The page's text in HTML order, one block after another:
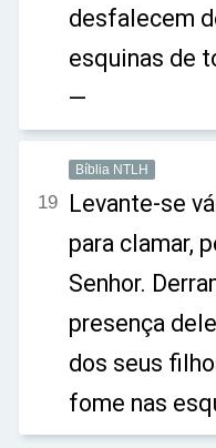
desfalecem
esquinas de
—
Bíblia NTLH
19 Levante-se
para clamar,
Senhor.
presença
dos seus
fome nas